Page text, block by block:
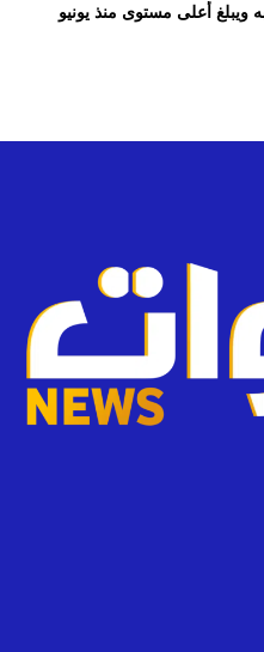
ويبلغ أعلى مستوى منذ يونيو